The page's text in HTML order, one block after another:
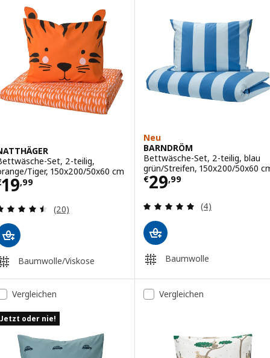
Set, 2-teilig,
Tiger, 150x200/50x60 cm
19,99€ 19,99
Überprüfung: 4.5 aus 5 sterne. Bewertungen
(20)
Baumwolle/Viskose
Neu
BARNDRÖM
Bettwäsche-Set, 2-teilig, blau
grün/Streifen, 150x200/50x60
€29,99
Preis € 29,99
Überprüfung:
(4)
Baumwolle
Vergleichen
Jetzt oder nie!
Vergleichen